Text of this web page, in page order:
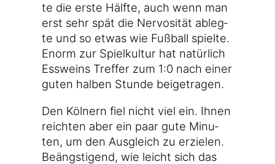
te die ers­te Hälf­te, auch wenn man
erst sehr spät die Ner­vo­si­tät ableg­
te und so etwas wie Fuß­ball spiel­te.
Enorm zur Spiel­kul­tur hat natür­lich
Ess­weins Tref­fer zum 1:0 nach einer
guten hal­ben Stun­de beigetragen.
Den Köl­nern fiel nicht viel ein. Ihnen
reich­ten aber ein paar gute Minu­
ten, um den Aus­gleich zu erzie­len.
Beängs­ti­gend, wie leicht sich das